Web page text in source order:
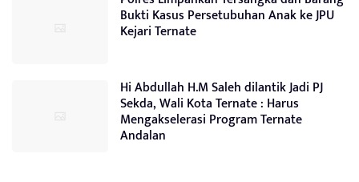
Bukti Kasus Persetubuhan Anak ke JPU
Kejari Ternate
Hi Abdullah H.M Saleh dilantik Jadi PJ
Sekda, Wali Kota Ternate : Harus
Mengakselerasi Program Ternate
Andalan